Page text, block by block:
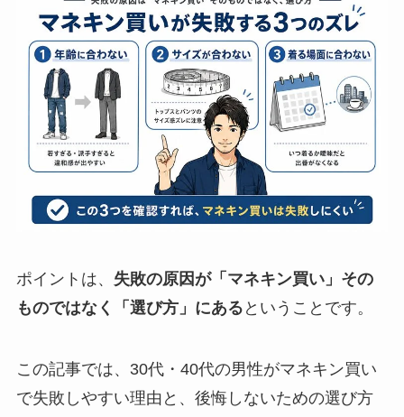
ポイントは、 失敗の原因が「マネキン買い」その
ものではなく「選び方」にある ということです。
この記事では、30代・40代の男性がマネキン買い
で失敗しやすい理由と、後悔しないための選び方